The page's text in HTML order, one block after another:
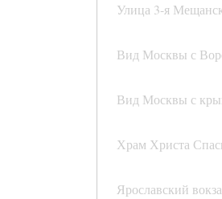
Улица 3-я
Вид Москвы с
Вид Москвы с
Храм Христа
Ярославский